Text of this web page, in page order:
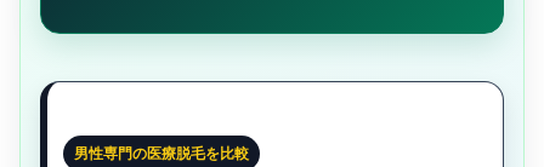
男性専門の医療脱毛を比較